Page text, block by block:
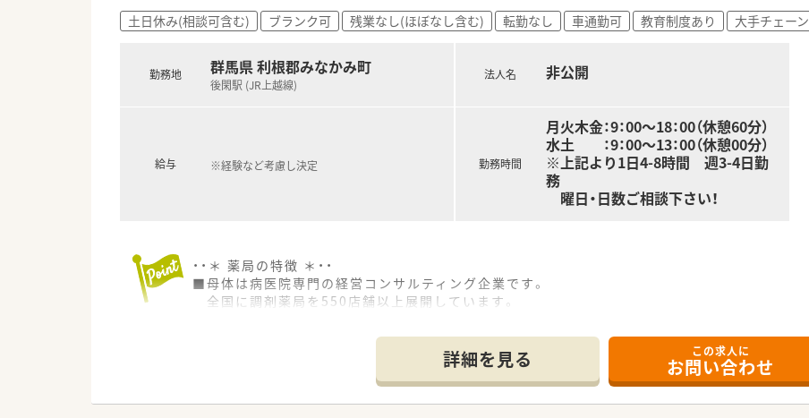
土日休み(相談可含む) ブランク可 残業なし(ほぼなし含む) 転勤なし 車通勤可 教育制度あり 大手チェーン
勤務地 群馬県 利根郡みなかみ町
後閑駅 (JR上越線)
給与 ※経験など考慮し決定
法人名 非公開
勤務時間
月火木金：9：00～18：00（休憩60分）
水土 ：9：00～13：00（休憩00分）
※上記より1日4-8時間 週3-4日勤
務
曜日・日数ご相談下さい！
・・＊ 薬局の特徴 ＊・・
■母体は病医院専門の経営コンサルティング企業です。
全国に調剤薬局を550店舗以上展開しています。
医療機器のリースなど幅広く事業を展開しております。
■電子薬歴・ピッキングサポートシステムを導入しています。
■「くるみんマーク」を取得しています。
「子育てサポート企業」として厚生労働大臣から認定を受けています。
詳細を見る この求人に
お問い合わせ